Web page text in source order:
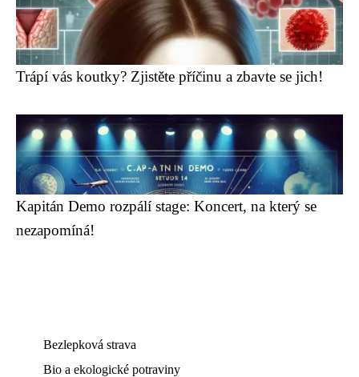
Trápí vás koutky? Zjistěte příčinu a zbavte se jich!
Kapitán Demo rozpálí stage: Koncert, na který se
nezapomíná!
Bezlepková strava
Bio a ekologické potraviny